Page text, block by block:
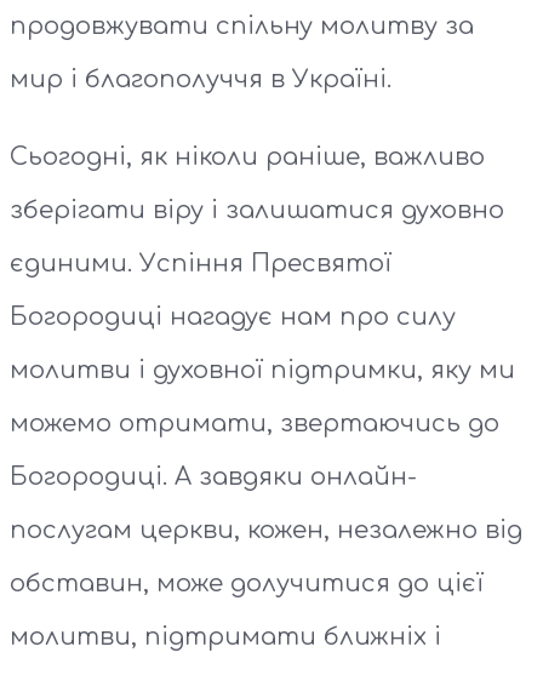
продовжувати спільну молитву за
мир і благополуччя в Україні.
Сьогодні, як ніколи раніше, важливо
зберігати віру і залишатися духовно
єдиними. Успіння Пресвятої
Богородиці нагадує нам про силу
молитви і духовної підтримки, яку ми
можемо отримати, звертаючись до
Богородиці. А завдяки онлайн-
послугам церкви, кожен, незалежно від
обставин, може долучитися до цієї
молитви, підтримати ближніх і